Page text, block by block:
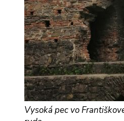
Vysoká pec vo